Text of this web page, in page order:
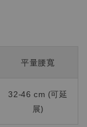
平量腰寬
32-46 cm (可延
展)